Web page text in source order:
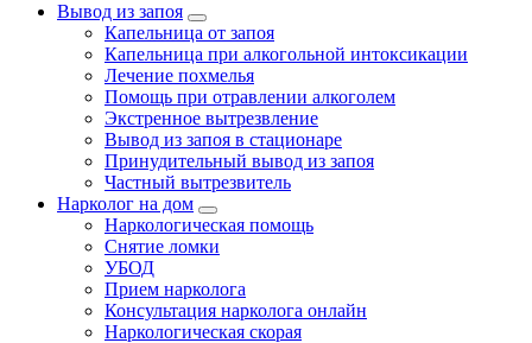
Вывод из запоя
Капельница от запоя
Капельница при алкогольной интоксикации
Лечение похмелья
Помощь при отравлении алкоголем
Экстренное вытрезвление
Вывод из запоя в стационаре
Принудительный вывод из запоя
Частный вытрезвитель
Нарколог на дом
Наркологическая помощь
Снятие ломки
УБОД
Прием нарколога
Консультация нарколога онлайн
Наркологическая скорая